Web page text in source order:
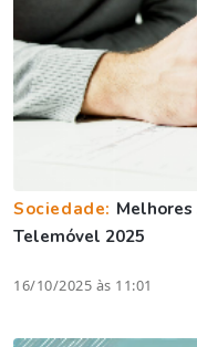
Sociedade: Melhores
Telemóvel 2025
16/10/2025 às 11:01